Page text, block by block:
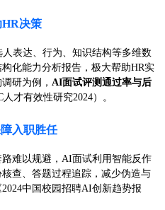
决策
表达、行为、知识结构等多维数
化能力分析报告，极大帮助HR实
研为例， AI面试评测通过率与后
人才有效性研究2024）。
入职胜任
难以规避，AI面试利用智能反作
查、答题过程追踪，减少伪造与
中国校园招聘AI创新趋势报